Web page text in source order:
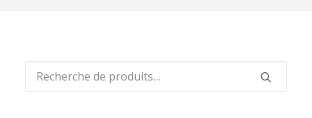
Recherche